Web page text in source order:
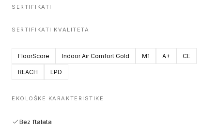
SERTIFIKATI
SERTIFIKATI KVALITETA
FloorScore Indoor Air Comfort Gold M1 A+ CE
REACH EPD
EKOLOŠKE KARAKTERISTIKE
Bez ftalata